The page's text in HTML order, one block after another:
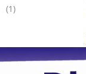
(1)